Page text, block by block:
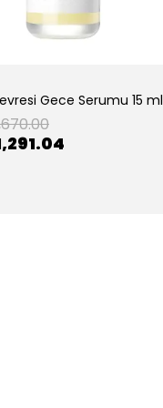
Gece Serumu 15 ml